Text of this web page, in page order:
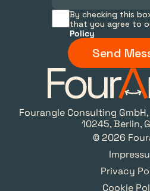
By checking this
that you agree to
Policy
Send
Fourangle Consulting
10245, Berlin,
© 2026
Privacy
Cookie